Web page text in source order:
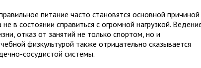
питание часто становятся основной причиной
в состоянии справиться с огромной нагрузкой.
отказ от занятий не только спортом, но и
физкультурой также отрицательно сказывается
сосудистой системы.